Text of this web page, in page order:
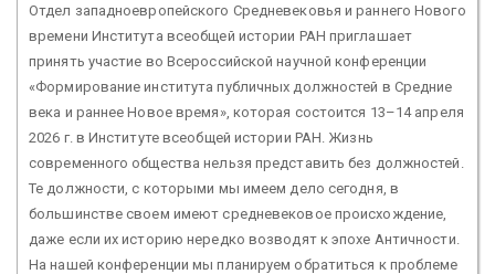
Отдел западноевропейского Средневековья и раннего Нового
времени Института всеобщей истории РАН приглашает
принять участие во Всероссийской научной конференции
«Формирование института публичных должностей в Средние
века и раннее Новое время», которая состоится 13–14 апреля
2026 г. в Институте всеобщей истории РАН. Жизнь
современного общества нельзя представить без должностей.
Те должности, с которыми мы имеем дело сегодня, в
большинстве своем имеют средневековое происхождение,
даже если их историю нередко возводят к эпохе Античности.
На нашей конференции мы планируем обратиться к проблеме